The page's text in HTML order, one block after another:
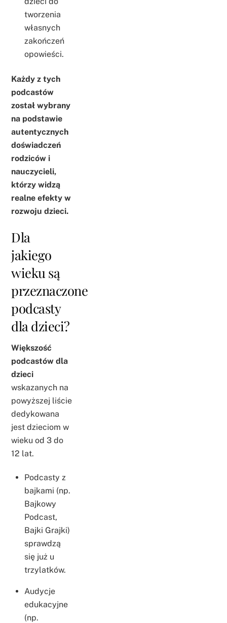
tworzenia
własnych
zakończeń
opowieści.
Każdy z tych
podcastów
został wybrany
na podstawie
autentycznych
doświadczeń
rodziców i
nauczycieli,
którzy widzą
realne efekty w
rozwoju dzieci.
Dla
jakiego
wieku są
przeznaczone
podcasty
dla dzieci?
Większość
podcastów dla
dzieci
wskazanych na
powyższej liście
dedykowana
jest dzieciom w
wieku od 3 do
12 lat.
Podcasty z
bajkami (np.
Bajkowy
Podcast,
Bajki Grajki)
sprawdzą
się już u
trzylatków.
Audycje
edukacyjne
(np.